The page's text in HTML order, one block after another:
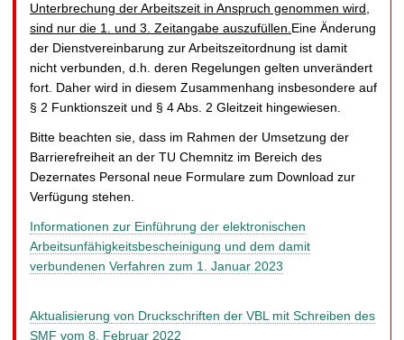
Unterbrechung der Arbeitszeit in Anspruch genommen wird,
sind nur die 1. und 3. Zeitangabe auszufüllen. Eine Änderung
der Dienstvereinbarung zur Arbeitszeitordnung ist damit
nicht verbunden, d.h. deren Regelungen gelten unverändert
fort. Daher wird in diesem Zusammenhang insbesondere auf
§ 2 Funktionszeit und § 4 Abs. 2 Gleitzeit hingewiesen.
Bitte beachten sie, dass im Rahmen der Umsetzung der
Barrierefreiheit an der TU Chemnitz im Bereich des
Dezernates Personal neue Formulare zum Download zur
Verfügung stehen.
Informationen zur Einführung der elektronischen
Arbeitsunfähigkeitsbescheinigung und dem damit
verbundenen Verfahren zum 1. Januar 2023
Aktualisierung von Druckschriften der VBL mit Schreiben des
SMF vom 8. Februar 2022